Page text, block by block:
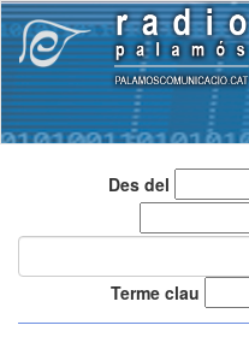
Des del
Terme clau